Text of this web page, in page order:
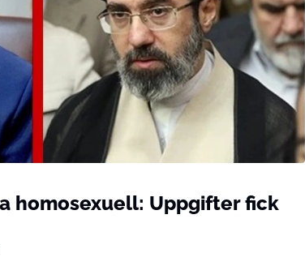
homosexuell: Uppgifter fick